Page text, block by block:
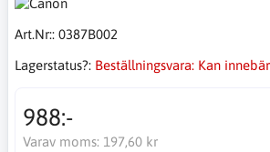
Art.Nr:: 0387B002
Lagerstatus?: Beställningsvara: Kan
988:-
Varav moms: 197,60 kr